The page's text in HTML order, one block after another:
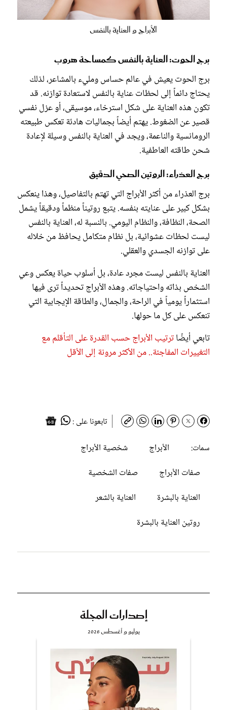
الأبراج و العناية بالنفس
برج الحوت: العناية بالنفس كمساحة هروب
برج الحوت يعيش في عالم حساس ومليء بالمشاعر، لذلك
يحتاج دائماً إلى لحظات عناية بالنفس لاستعادة توازنه. قد
تكون هذه العناية على شكل استرخاء، موسيقى، أو عزل نفسي
قصير عن الضغوط. يهتم أيضاً بجماليات هادئة تعكس طبيعته
الرومانسية والناعمة، ويجد في العناية بالنفس وسيلة لإعادة
شحن طاقته العاطفية.
برج العذراء: الروتين الصحي الدقيق
برج العذراء من أكثر الأبراج التي تهتم بالتفاصيل، وهذا ينعكس
بشكل كبير على عنايته بنفسه. يتبع روتيناً منظماً ودقيقاً يشمل
الصحة، النظافة، والنظام اليومي. بالنسبة له، العناية بالنفس
ليست لحظات عشوائية، بل نظام متكامل يحافظ من خلاله
على توازنه الجسدي والعقلي.
العناية بالنفس ليست مجرد عادة، بل أسلوب حياة يعكس وعي
الشخص بذاته واحتياجاته. وهذه الأبراج تحديداً ترى فيها
استثماراً يومياً في الراحة، والجمال، والطاقة الإيجابية التي
تنعكس على كل ما حولها.
تابعي أيضًاترتيب الأبراج حسب القدرة على التأقلم مع
التغييرات المفاجئة.. من الأكثر مرونة إلى الأقل
تابعونا على :
سمات:
الأبراج
شخصية الأبراج
صفات الأبراج
صفات الشخصية
العناية بالبشرة
العناية بالشعر
روتين العناية بالبشرة
إصدارات المجلة
يوليو و أغسطس 2026